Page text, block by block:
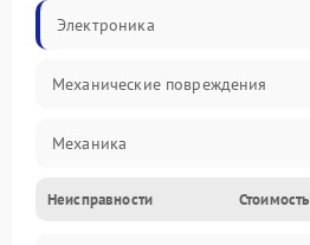
Электроника
Механические повреждения
Механика
Электропитание
Неисправности Стоимость